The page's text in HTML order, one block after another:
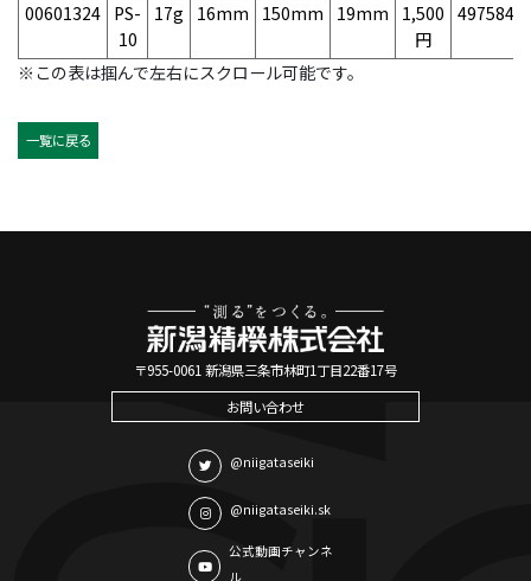
00601324 PS-
10
17g 16mm 150mm 19mm
1,500
円
※この表は掴んで左右にスクロール可能です。
一覧に戻る
〒955-0061 新潟県三条市林町1丁目22番17号
お問い合わせ
@niigataseiki
@niigataseiki.sk
公式動画チャンネ
ル